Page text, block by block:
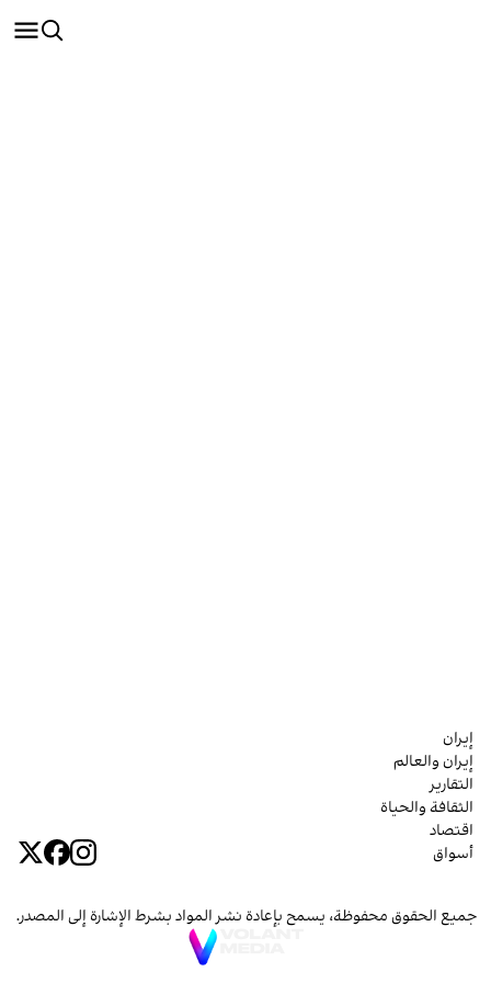
إيران
إيران والعالم
التقارير
الثقافة والحياة
اقتصاد
أسواق
جميع الحقوق محفوظة، يسمح بإعادة نشر المواد بشرط الإشارة إلى المصدر.